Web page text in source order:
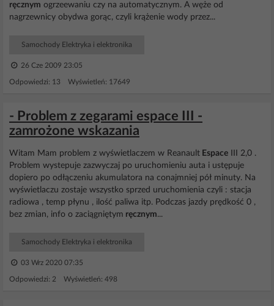
ręcznym ogrzeewaniu czy na automatycznym. A węże od
nagrzewnicy obydwa gorąc, czyli krążenie wody przez...
Samochody Elektryka i elektronika
26 Cze 2009 23:05
Odpowiedzi: 13 Wyświetleń: 17649
- Problem z zegarami espace III -
zamrożone wskazania
Witam Mam problem z wyświetlaczem w Reanault Espace III 2,0 .
Problem wystepuje zazwyczaj po uruchomieniu auta i ustępuje
dopiero po odłączeniu akumulatora na conajmniej pół minuty. Na
wyświetlaczu zostaje wszystko sprzed uruchomienia czyli : stacja
radiowa , temp płynu , ilość paliwa itp. Podczas jazdy prędkość 0 ,
bez zmian, info o zaciągniętym ręcznym...
Samochody Elektryka i elektronika
03 Wrz 2020 07:35
Odpowiedzi: 2 Wyświetleń: 498